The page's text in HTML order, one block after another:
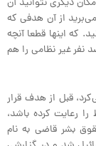
دیگری نتوانید آن
از آن هدفی که
که اینها قطعا آنچه
نفر غیر نظامی را هم
می‌کرد، قبل از هدف قرار
رعایت کرده باشد،
بشر قاضی به نام